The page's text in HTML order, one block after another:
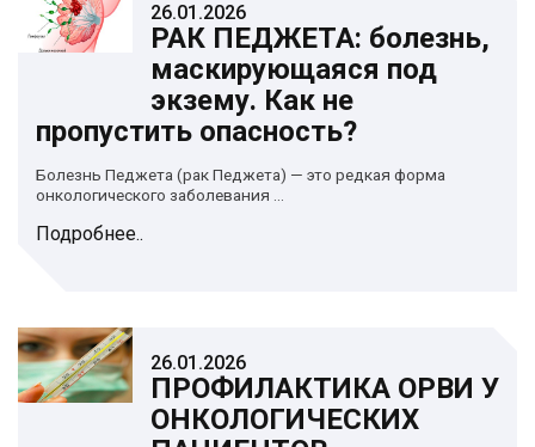
26.01.2026
РАК ПЕДЖЕТА: болезнь,
маскирующаяся под
экзему. Как не
пропустить опасность?
Болезнь Педжета (рак Педжета) — это редкая форма
онкологического заболевания ...
Подробнее..
26.01.2026
ПРОФИЛАКТИКА ОРВИ У
ОНКОЛОГИЧЕСКИХ